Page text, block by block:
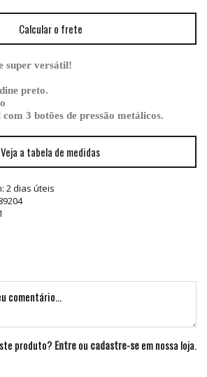
Calcular o frete
super versátil!
preto.
3 botões de pressão metálicos.
Veja a tabela de medidas
2 dias úteis
produto? Entreou cadastre-seem nossa loja.